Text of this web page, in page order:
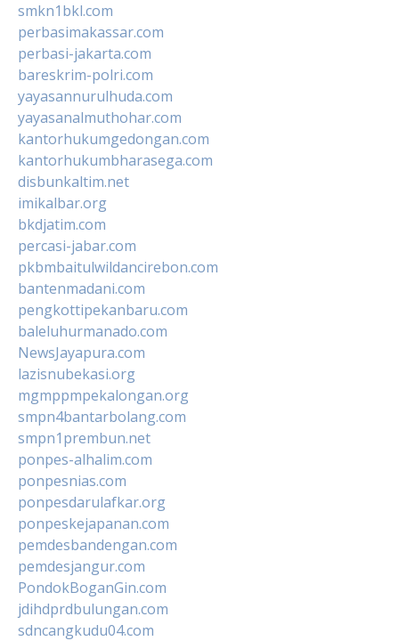
smkn1bkl.com
perbasimakassar.com
perbasi-jakarta.com
bareskrim-polri.com
yayasannurulhuda.com
yayasanalmuthohar.com
kantorhukumgedongan.com
kantorhukumbharasega.com
disbunkaltim.net
imikalbar.org
bkdjatim.com
percasi-jabar.com
pkbmbaitulwildancirebon.com
bantenmadani.com
pengkottipekanbaru.com
baleluhurmanado.com
NewsJayapura.com
lazisnubekasi.org
mgmppmpekalongan.org
smpn4bantarbolang.com
smpn1prembun.net
ponpes-alhalim.com
ponpesnias.com
ponpesdarulafkar.org
ponpeskejapanan.com
pemdesbandengan.com
pemdesjangur.com
PondokBoganGin.com
jdihdprdbulungan.com
sdncangkudu04.com